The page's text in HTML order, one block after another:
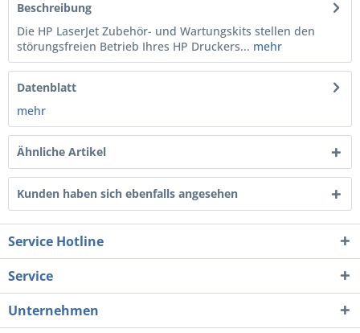
Beschreibung
Die HP LaserJet Zubehör- und Wartungskits stellen den
störungsfreien Betrieb Ihres HP Druckers... mehr
Datenblatt
mehr
Ähnliche Artikel
Kunden haben sich ebenfalls angesehen
Service Hotline
Service
Unternehmen